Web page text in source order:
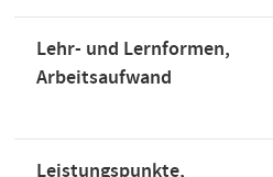
Lehr- und Lernformen,
Arbeitsaufwand
Leistungspunkte,